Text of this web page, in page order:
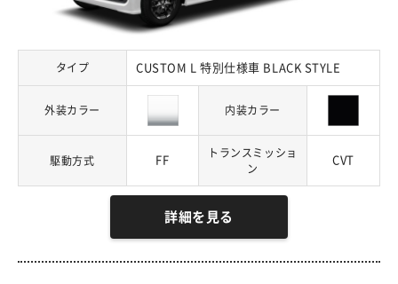
タイプ CUSTOM L 特別仕様車 BLACK STYLE
外装カラー 内装カラー
駆動方式 FF
トランスミッショ
ン
CVT
詳細を見る